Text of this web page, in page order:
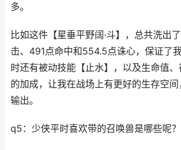
多。
比如这件【星垂平野阔·斗】，总共洗出
击、491点命中和554.5点诛心，保证了
时还有被动技能【止水】，以及生命值
的加成，让我在战场上有更好的生存空
输出。
q5：少侠平时喜欢带的召唤兽是哪些呢？